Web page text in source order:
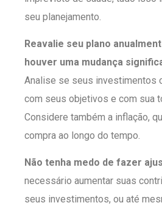
seu planejamento.
Reavalie seu plano
houver uma mudança
Analise se seus investimentos
com seus objetivos e com sua
Considere também a inflação,
compra ao longo do tempo.
Não tenha medo de fazer
necessário aumentar suas
seus investimentos, ou até